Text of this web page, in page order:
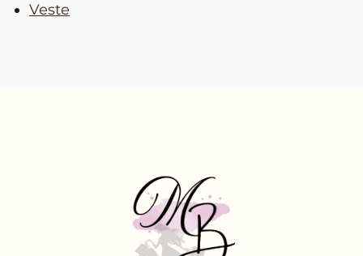
Veste